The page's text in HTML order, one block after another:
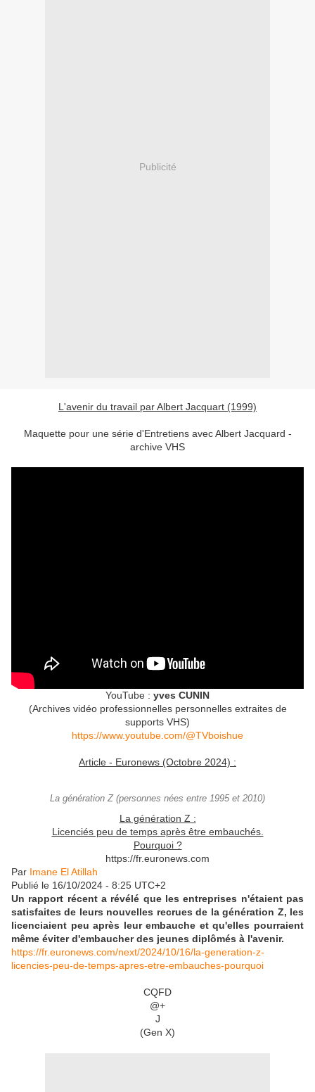
Publicité
L'avenir du travail par Albert Jacquart (1999)
Maquette pour une série d'Entretiens avec Albert Jacquard -
archive VHS
YouTube : yves CUNIN
(Archives vidéo professionnelles personnelles extraites de
supports VHS)
https://www.youtube.com/@TVboishue
Article - Euronews (Octobre 2024) :
La génération Z (personnes nées entre 1995 et 2010)
La génération Z :
Licenciés peu de temps après être embauchés.
Pourquoi ?
https://fr.euronews.com
Par Imane El Atillah
Publié le 16/10/2024 - 8:25 UTC+2
Un rapport récent a révélé que les entreprises n'étaient pas
satisfaites de leurs nouvelles recrues de la génération Z, les
licenciaient peu après leur embauche et qu'elles pourraient
même éviter d'embaucher des jeunes diplômés à l'avenir.
https://fr.euronews.com/next/2024/10/16/la-generation-z-
licencies-peu-de-temps-apres-etre-embauches-pourquoi
CQFD
@+
J
(Gen X)